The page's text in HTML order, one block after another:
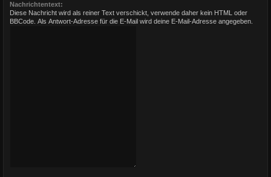
Nachrichtentext:
Diese Nachricht wird als reiner Text verschickt, verwende daher kein HTML oder
BBCode. Als Antwort-Adresse für die E-Mail wird deine E-Mail-Adresse angegeben.